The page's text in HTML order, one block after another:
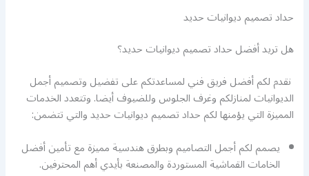
حداد تصميم ديوانيات حديد
هل تريد أفضل حداد تصميم ديوانيات حديد؟
نقدم لكم أفضل فريق فني لمساعدتكم على تفضيل وتصميم أجمل
الديوانيات لمنازلكم وغرف الجلوس وللضيوف أيضا. وتتعدد الخدمات
المميزة التي يؤمنها لكم حداد تصميم ديوانيات حديد والتي تتضمن:
يصمم لكم أجمل التصاميم وبطرق هندسية مميزة مع تأمين أفضل
الخامات القماشية المستوردة والمصنعة بأيدي أهم المحترفين.